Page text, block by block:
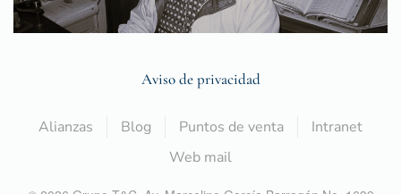
Aviso de privacidad
Alianzas Blog Puntos de venta
Intranet
Web mail